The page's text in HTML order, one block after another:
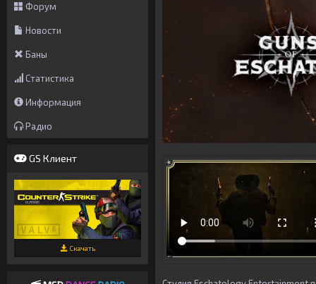
Форум
Новости
Баны
Статистика
Информация
Радио
GS Клиент
Скачать